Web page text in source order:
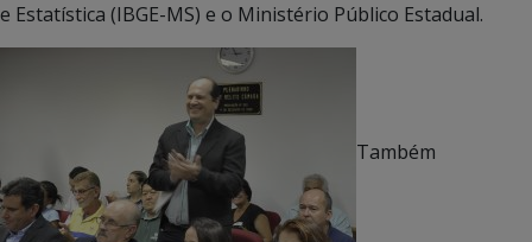
e Estatística (IBGE-MS) e o Ministério Público Estadual.
Também